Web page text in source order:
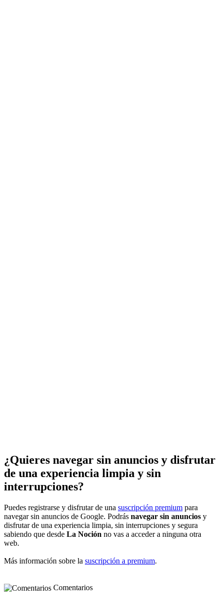
¿Quieres navegar sin anuncios y disfrutar
de una experiencia limpia y sin
interrupciones?
Puedes registrarse y disfrutar de una suscripción premium para
navegar sin anuncios de Google. Podrás navegar sin anuncios y
disfrutar de una experiencia limpia, sin interrupciones y segura
sabiendo que desde La Noción no vas a acceder a ninguna otra
web.
Más información sobre la suscripción a premium.
Comentarios